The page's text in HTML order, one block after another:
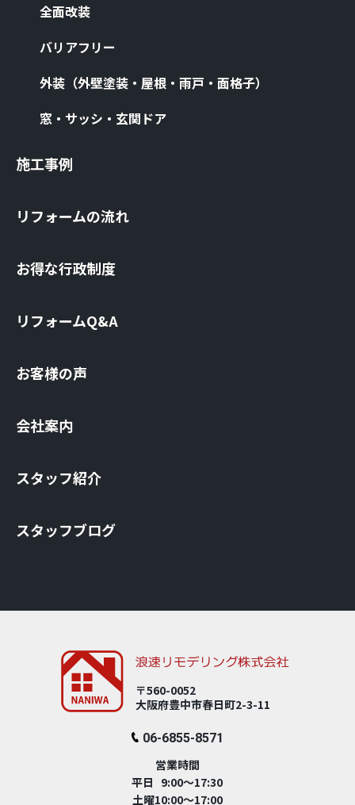
全⾯改装
バリアフリー
外装（外壁塗装・屋根・⾬⼾・⾯格⼦）
窓・サッシ・⽞関ドア
施⼯事例
リフォームの流れ
お得な⾏政制度
リフォームQ&A
お客様の声
会社案内
スタッフ紹介
スタッフブログ
〒560-0052
大阪府豊中市春⽇町2-3-11
06-6855-8571
営業時間
平日 9:00～17:30
土曜10:00～17:00